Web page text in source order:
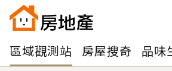
區域觀測站 房屋搜奇 品味